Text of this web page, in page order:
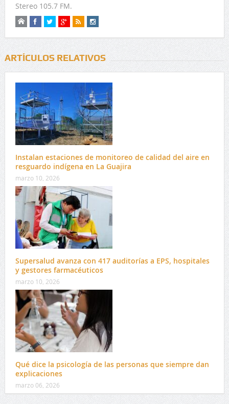
Stereo 105.7 FM.
ARTÍCULOS RELATIVOS
Instalan estaciones de monitoreo de calidad del aire en
resguardo indígena en La Guajira
marzo 10, 2026
Supersalud avanza con 417 auditorías a EPS, hospitales
y gestores farmacéuticos
marzo 10, 2026
Qué dice la psicología de las personas que siempre dan
explicaciones
marzo 06, 2026